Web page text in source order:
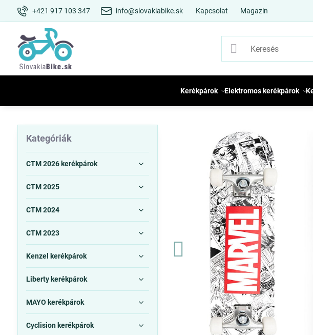
+421 917 103 347 info@slovakiabike.sk Kapcsolat Magazin
Kerékpárok Elektromos kerékpárok
Kategóriák
CTM 2026 kerékpárok
CTM 2025
CTM 2024
CTM 2023
Kenzel kerékpárok
Liberty kerékpárok
MAYO kerékpárok
Cyclision kerékpárok